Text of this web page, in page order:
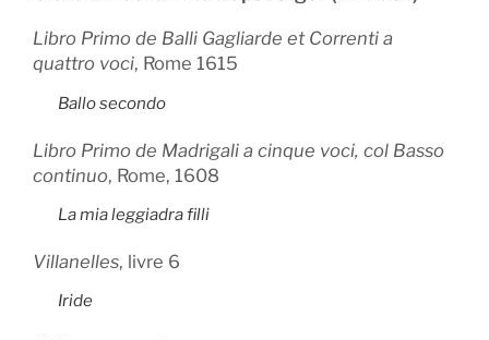
Libro Primo de Balli Gagliarde et Correnti a
quattro voci, Rome 1615
Ballo secondo
Libro Primo de Madrigali a cinque voci, col Basso
continuo, Rome, 1608
La mia leggiadra filli
Villanelles, livre 6
Iride